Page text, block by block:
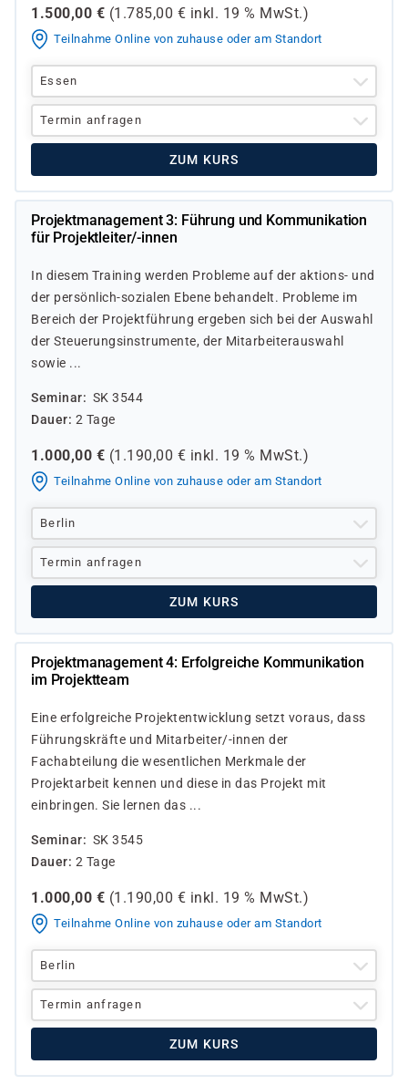
1.500,00 € (1.785,00 € inkl. 19 % MwSt.)
Teilnahme Online von zuhause oder am Standort
Essen
Termin anfragen
ZUM KURS
Projektmanagement 3: Führung und Kommunikation
für Projektleiter/-innen
In diesem Training werden Probleme auf der aktions- und
der persönlich-sozialen Ebene behandelt. Probleme im
Bereich der Projektführung ergeben sich bei der Auswahl
der Steuerungsinstrumente, der Mitarbeiterauswahl
sowie ...
Seminar
SK 3544
Dauer 2 Tage
1.000,00 € (1.190,00 € inkl. 19 % MwSt.)
Teilnahme Online von zuhause oder am Standort
Berlin
Termin anfragen
ZUM KURS
Projektmanagement 4: Erfolgreiche Kommunikation
im Projektteam
Eine erfolgreiche Projektentwicklung setzt voraus, dass
Führungskräfte und Mitarbeiter/-innen der
Fachabteilung die wesentlichen Merkmale der
Projektarbeit kennen und diese in das Projekt mit
einbringen. Sie lernen das ...
Seminar
SK 3545
Dauer 2 Tage
1.000,00 € (1.190,00 € inkl. 19 % MwSt.)
Teilnahme Online von zuhause oder am Standort
Berlin
Termin anfragen
ZUM KURS